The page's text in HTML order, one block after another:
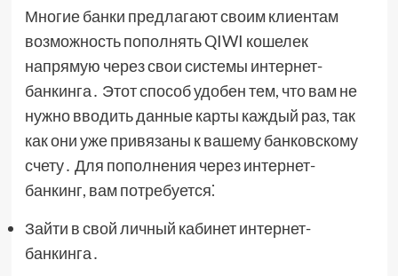
Многие банки предлагают своим клиентам
возможность пополнять QIWI кошелек
напрямую через свои системы интернет-
банкинга․ Этот способ удобен тем, что вам не
нужно вводить данные карты каждый раз, так
как они уже привязаны к вашему банковскому
счету․ Для пополнения через интернет-
банкинг, вам потребуется⁚
Зайти в свой личный кабинет интернет-
банкинга․